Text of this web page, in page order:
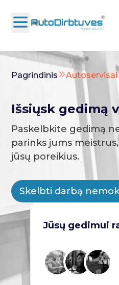
Pagrindinis Autoservisai
Išsiųsk gedimą
Paskelbkite gedimą
parinks jums
jūsų poreikius.
Skelbti darbą
Jūsų gedimui